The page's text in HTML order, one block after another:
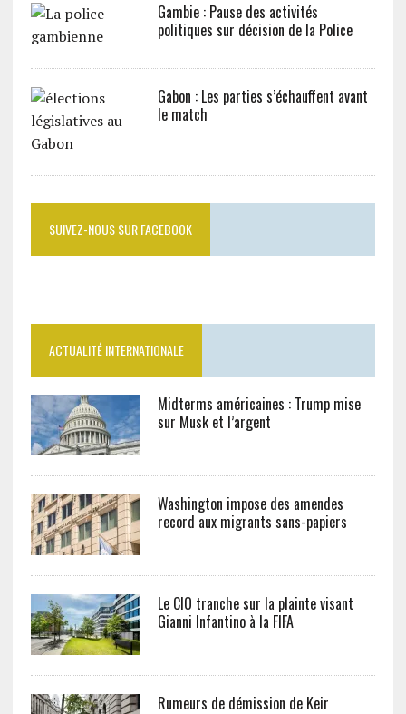
Gambie : Pause des activités
politiques sur décision de la Police
Gabon : Les parties s’échauffent avant
le match
SUIVEZ-NOUS SUR FACEBOOK
ACTUALITÉ INTERNATIONALE
Midterms américaines : Trump mise
sur Musk et l’argent
Washington impose des amendes
record aux migrants sans-papiers
Le CIO tranche sur la plainte visant
Gianni Infantino à la FIFA
Rumeurs de démission de Keir